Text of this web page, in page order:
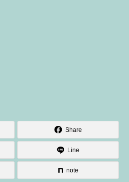
Share
Line
note